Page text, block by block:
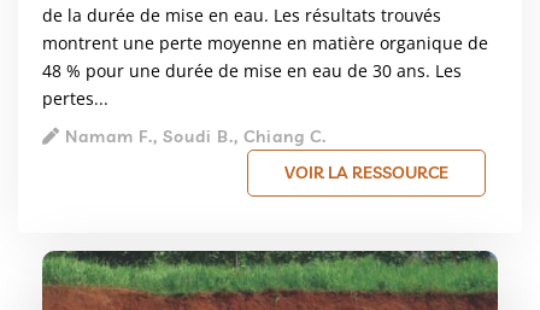
de la durée de mise en eau. Les résultats trouvés
montrent une perte moyenne en matière organique de
48 % pour une durée de mise en eau de 30 ans. Les
pertes...
Namam F., Soudi B., Chiang C.
VOIR LA RESSOURCE